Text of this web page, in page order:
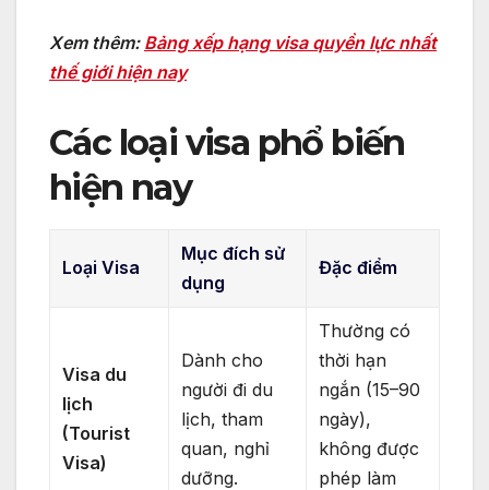
Xem thêm: Bảng xếp hạng visa quyền lực nhất
thế giới hiện nay
Các loại visa phổ biến
hiện nay
Loại Visa
Mục đích sử
dụng
Đặc điểm
Visa du
lịch
(Tourist
Visa)
Dành cho
người đi du
lịch, tham
quan, nghỉ
dưỡng.
Thường có
thời hạn
ngắn (15–90
ngày),
không được
phép làm